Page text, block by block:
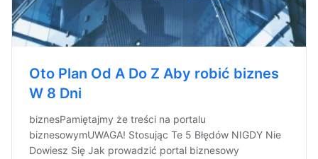
Oto Plan Od A Do Z Aby robić biznes
W 8 Dni
biznesPamiętajmy że treści na portalu
biznesowymUWAGA! Stosując Te 5 Błędów NIGDY Nie
Dowiesz Się Jak prowadzić portal biznesowy